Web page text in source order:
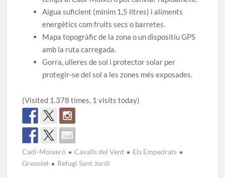
Aigua suficient (mínim 1,5 litres) i aliments
energètics com fruits secs o barretes.
Mapa topogràfic de la zona o un dispositiu GPS
amb la ruta carregada.
Gorra, ulleres de sol i protector solar per
protegir-se del sol a les zones més exposades.
(Visited 1.378 times, 1 visits today)
Cadí-Moixeró Cavalls del Vent
Els Empedrats
Gresolet
Refugi Sant Jordi